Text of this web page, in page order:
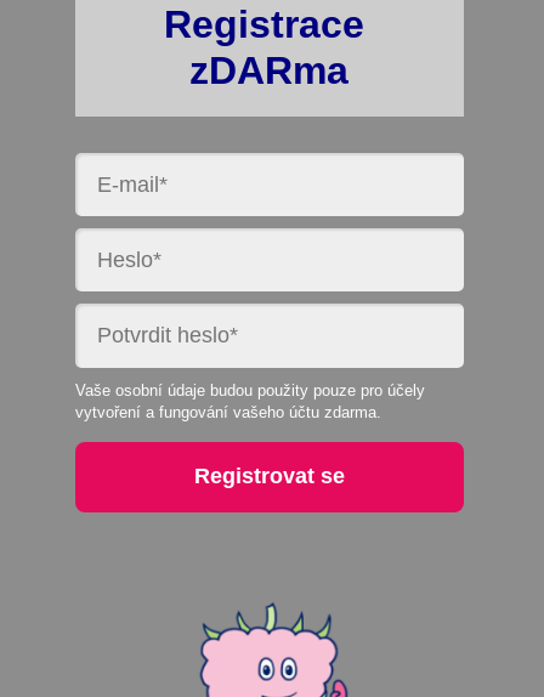
Registrace
zDARma
Vaše osobní údaje budou použity pouze pro účely
vytvoření a fungování vašeho účtu zdarma.
Registrovat se